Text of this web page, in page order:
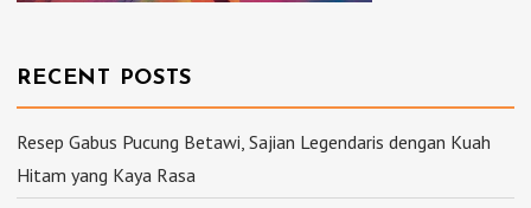
RECENT POSTS
Resep Gabus Pucung Betawi, Sajian Legendaris dengan Kuah
Hitam yang Kaya Rasa